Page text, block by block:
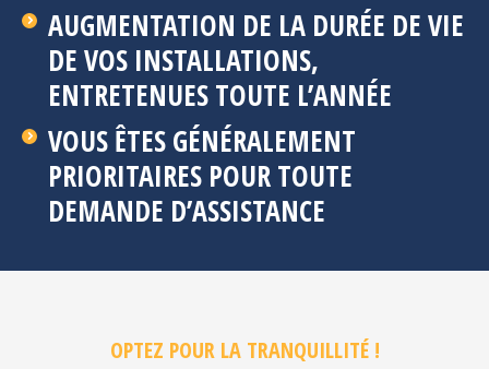
AUGMENTATION DE LA DURÉE DE VIE
DE VOS INSTALLATIONS,
ENTRETENUES TOUTE L’ANNÉE
VOUS ÊTES GÉNÉRALEMENT
PRIORITAIRES POUR TOUTE
DEMANDE D’ASSISTANCE
OPTEZ POUR LA TRANQUILLITÉ !